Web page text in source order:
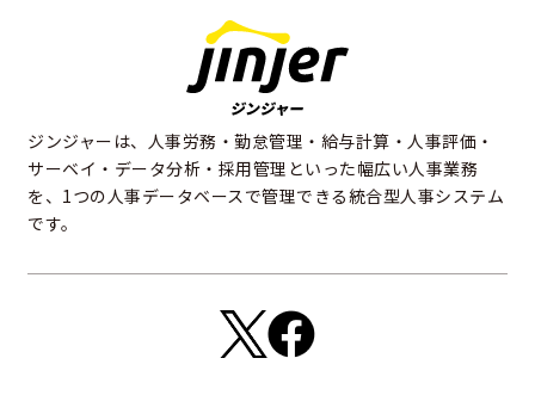
ジンジャーは、人事労務・勤怠管理・給与計算・人事評価・
サーベイ・データ分析・採用管理といった幅広い人事業務
を、1つの人事データベースで管理できる統合型人事システム
です。